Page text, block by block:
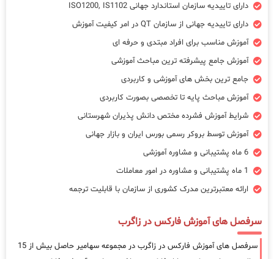
دارای تاییدیه سازمان استاندارد جهانی ISO1200, IS1102
دارای تاییدیه جهانی از سازمان QT در امر کیفیت آموزش
آموزش مناسب برای افراد مبتدی و حرفه ای
آموزش جامع پیشرفته ترین مباحث آموزشی
جامع ترین بخش های آموزشی و کاربردی
آموزش مباحث پایه تا تخصصی بصورت کاربردی
شرایط آموزش فشرده مختص دانش پذیران شهرستانی
آموزش توسط بروکر رسمی بورس ایران و بازار جهانی
6 ماه پشتیبانی و مشاوره آموزشی
1 ماه پشتیبانی و مشاوره در امور معاملات
ارائه معتبرترین مدرک کشوری از سازمان با قابلیت ترجمه
سرفصل های آموزش فارکس در زاگرب
سرفصل های آموزش فارکس در زاگرب در مجموعه سهامیر حاصل بیش از 15